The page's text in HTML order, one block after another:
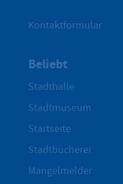
Kontaktformular
Beliebt
Stadthalle
Stadtmuseum
Startseite
Stadtbücherei
Mängelmelder